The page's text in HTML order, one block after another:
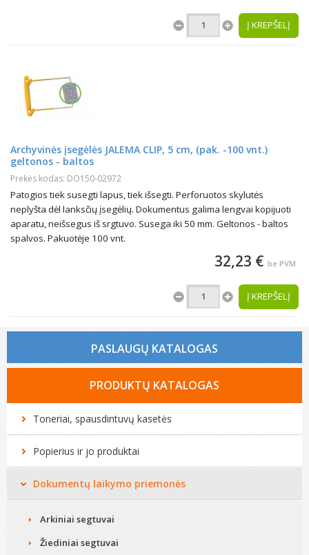
Į KREPŠELĮ
Archyvinės įsegėlės JALEMA CLIP, 5 cm, (pak. -100 vnt.)
geltonos - baltos
Prekės kodas: DO150-02972
Patogios tiek susegti lapus, tiek išsegti. Perforuotos skylutės
neplyšta dėl lanksčių įsegėlių. Dokumentus galima lengvai kopijuoti
aparatu, neišsegus iš srgtuvo. Susega iki 50 mm. Geltonos - baltos
spalvos. Pakuotėje 100 vnt.
32,23 € be PVM
Į KREPŠELĮ
PASLAUGŲ KATALOGAS
Tonerio kasečių pildymas
Spausdintuvų remontas
Biuro technikos remontas
Kompiuterių remontas
PRODUKTŲ KATALOGAS
Toneriai, spausdintuvų kasetės
Popierius ir jo produktai
Dokumentų laikymo priemonės
Arkiniai segtuvai
Žiediniai segtuvai